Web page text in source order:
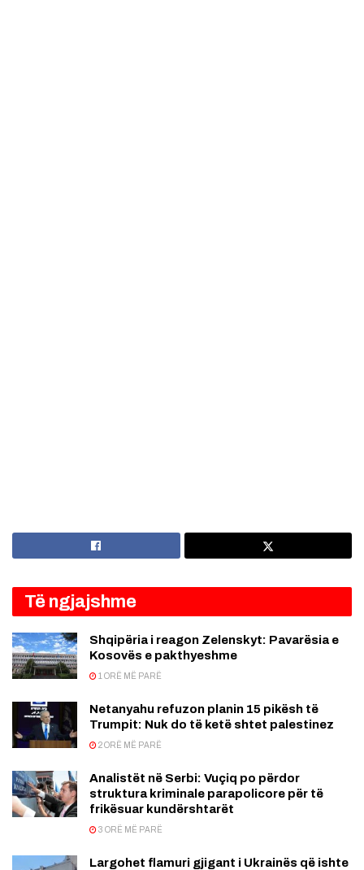
Të ngjajshme
Shqipëria i reagon Zelenskyt: Pavarësia e
Kosovës e pakthyeshme
1 ORË MË PARË
Netanyahu refuzon planin 15 pikësh të
Trumpit: Nuk do të ketë shtet palestinez
2 ORË MË PARË
Analistët në Serbi: Vuçiq po përdor
struktura kriminale parapolicore për të
frikësuar kundërshtarët
3 ORË MË PARË
Largohet flamuri gjigant i Ukrainës që ishte